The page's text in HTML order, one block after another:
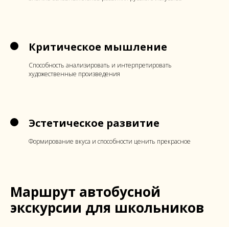
Критическое мышление
Способность анализировать и интерпретировать
художественные произведения
Эстетическое развитие
Формирование вкуса и способности ценить прекрасное
Маршрут автобусной
экскурсии для школьников